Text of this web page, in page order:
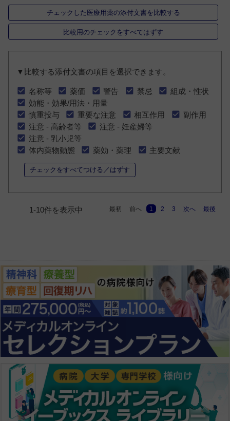
チェックした医療用薬の添付文書を比較する
比較用のチェックをすべてはずす
▼比較する添付文書の項目を選択できます。
名称等 薬価 警告 禁忌
組成・性状
効能・効果/用法・用量
慎重投与
重要な注意 相互作用
副作用
注意 - 高齢者等
注意 - 妊産婦等
注意 - 乳小児等
体内薬物動態
薬効・薬理 主要文献
チェックをすべてつける／はずす
1-10件を表示中 最初 前へ 1 2 3 次へ 最後